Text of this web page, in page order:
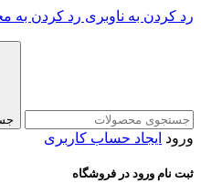
رد کردن به ناوبری رد کردن به
ورود ایجاد حساب کاربری
ثبت نام ورود در فروشگاه